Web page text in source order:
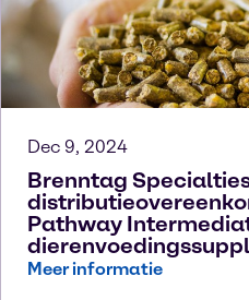
Dec 9, 2024
Brenntag
Pathway
Meer informatie